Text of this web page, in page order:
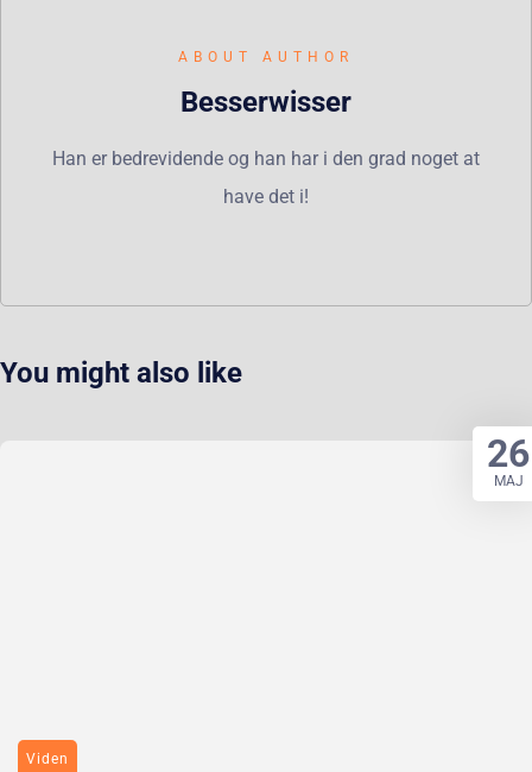
ABOUT AUTHOR
Besserwisser
Han er bedrevidende og han har i den grad noget at
have det i!
You might also like
Viden
26
MAJ